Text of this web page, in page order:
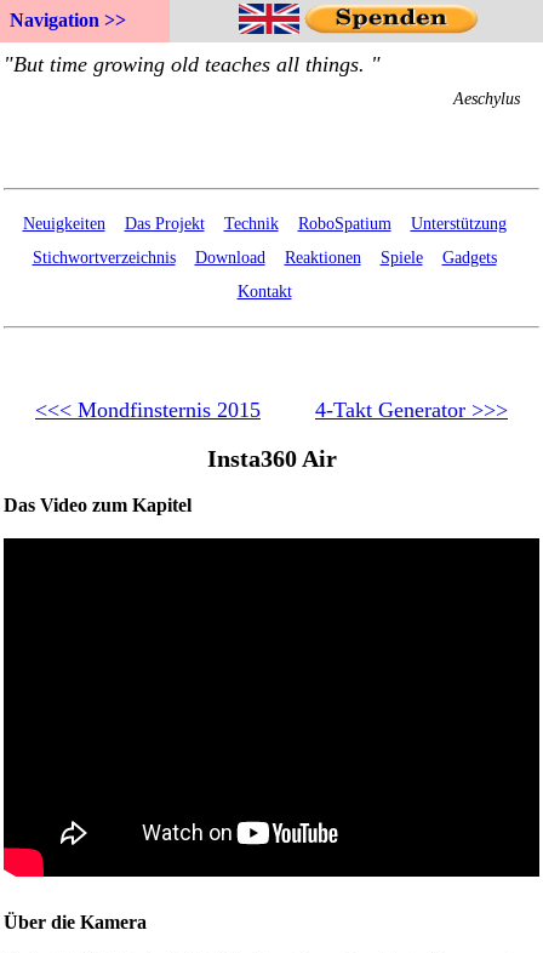
Navigation >>
Neuigkeiten Das Projekt Technik RoboSpatium
Unterstützung
Stichwortverzeichnis
Download Reaktionen Spiele
Gadgets
Kontakt
<<< Mondfinsternis 2015 4-Takt Generator >>>
Insta360 Air
Das Video zum Kapitel
Über die Kamera